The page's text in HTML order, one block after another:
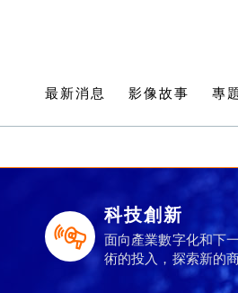
最新消息 影像故事 專
科技創新
面向產業數字化和下
術的投入，探索新的